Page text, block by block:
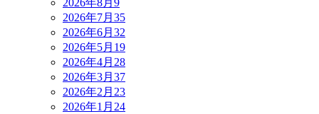
2026年8月 9
2026年7月 35
2026年6月 32
2026年5月 19
2026年4月 28
2026年3月 37
2026年2月 23
2026年1月 24